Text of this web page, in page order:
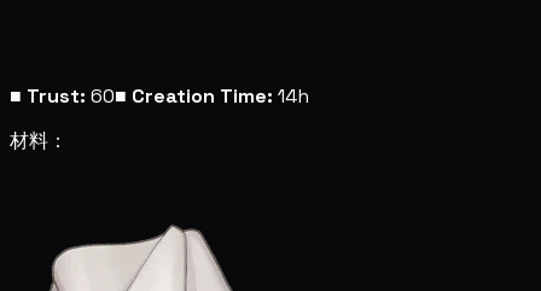
■ Trust: 60■ Creation Time: 14h
材料：